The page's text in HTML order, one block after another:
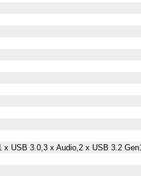
USB 3.0,3 x Audio,2 x USB 3.2